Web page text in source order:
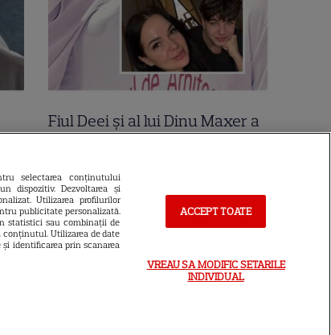
Fiul Deei și al lui Dinu Maxer a
din București. Andreas, admis
fără meditații, cu note maxime
selectarea conținutului
dispozitiv. Dezvoltarea și
Utilizarea profilurilor
publicitate personalizată.
statistici sau combinații de
Utilizarea de date
identificarea prin scanarea
ACCEPT TOATE
VREAU SA MODIFIC SETARILE
INDIVIDUAL